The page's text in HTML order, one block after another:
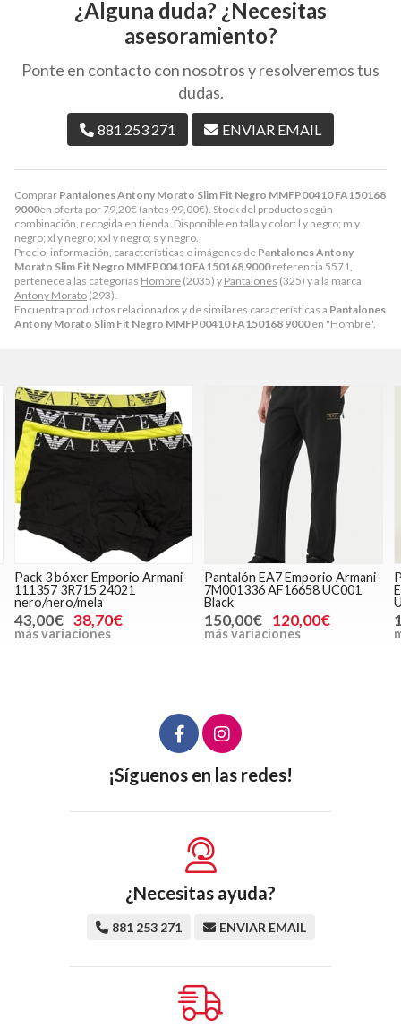
Comprar Pantalones Antony Morato Slim Fit Negro MMFP00410 FA150168
9000en oferta por79,20€ (antes 99,00€). Stock del producto según
combinación, recogida en tienda. Disponible en talla y color: l y negro; m y
negro; xl y negro; xxl y negro; s y negro.
Precio, información, características e imágenes de Pantalones Antony
Morato Slim Fit Negro MMFP00410 FA150168 9000referencia 5571,
pertenece a las categorías Hombre (2035) y Pantalones (325) y a la marca
Antony Morato (293).
Encuentra productos relacionados y de similares características a Pantalones
Antony Morato Slim Fit Negro MMFP00410 FA150168 9000en "Hombre".
¿Alguna duda? ¿Necesitas
asesoramiento?
Ponte en contacto con nosotros y resolveremos tus
dudas.
881 253 271 ENVIAR EMAIL
Pack 3 bóxer Emporio Armani
111357 3R715 24021
nero/nero/mela
43,00€ 38,70€
más variaciones
Pantalón EA7 Emporio Armani
7M001336 AF16658 UC001
Black
150,00€ 120,00€
más variaciones
¡Síguenos en las redes!
¿Necesitas ayuda?
881 253 271 ENVIAR EMAIL